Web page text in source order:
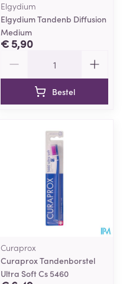
Elgydium
Elgydium Tandenb Diffusion
Medium
€ 5,90
Bestel
Curaprox
Curaprox Tandenborstel
Ultra Soft Cs 5460